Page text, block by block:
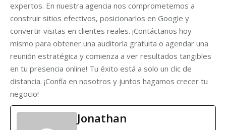
expertos. En nuestra agencia nos comprometemos a
construir sitios efectivos, posicionarlos en Google y
convertir visitas en clientes reales. ¡Contáctanos hoy
mismo para obtener una auditoría gratuita o agendar una
reunión estratégica y comienza a ver resultados tangibles
en tu presencia online! Tu éxito está a solo un clic de
distancia. ¡Confía en nosotros y juntos hagamos crecer tu
negocio!
Jonathan